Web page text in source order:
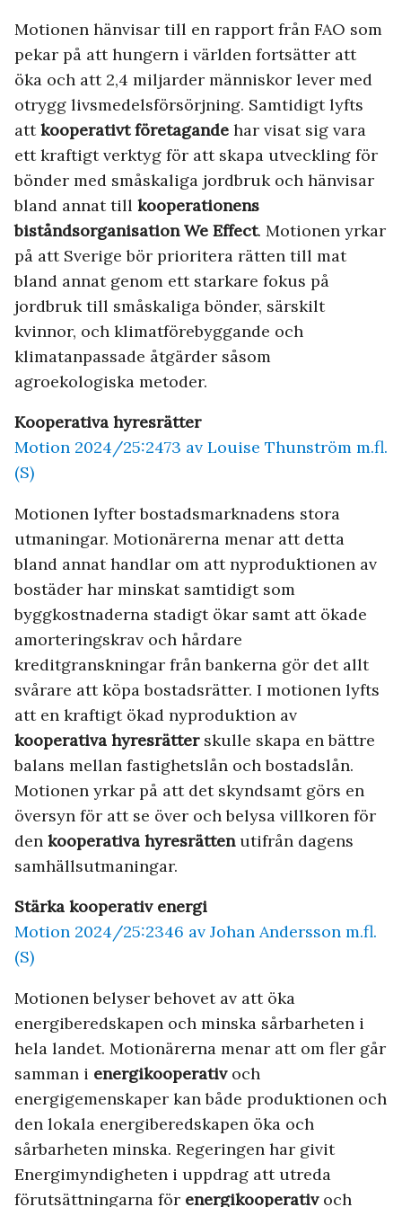
Motionen hänvisar till en rapport från FAO som
pekar på att hungern i världen fortsätter att
öka och att 2,4 miljarder människor lever med
otrygg livsmedelsförsörjning. Samtidigt lyfts
attkooperativt företagande har visat sig vara
ett kraftigt verktyg för att skapa utveckling för
bönder med småskaliga jordbruk och hänvisar
bland annat till kooperationens
biståndsorganisation We Effect. Motionen yrkar
på att Sverige bör prioritera rätten till mat
bland annat genom ett starkare fokus på
jordbruk till småskaliga bönder, särskilt
kvinnor, och klimatförebyggande och
klimatanpassade åtgärder såsom
agroekologiska metoder.
Kooperativa hyresrätter
Motion 2024/25:2473 av Louise Thunström m.fl.
(S)
Motionen lyfter bostadsmarknadens stora
utmaningar. Motionärerna menar att detta
bland annat handlar om att nyproduktionen av
bostäder har minskat samtidigt som
byggkostnaderna stadigt ökar samt att ökade
amorteringskrav och hårdare
kreditgranskningar från bankerna gör det allt
svårare att köpa bostadsrätter. I motionen lyfts
att en kraftigt ökad nyproduktion av
kooperativa hyresrätterskulle skapa en bättre
balans mellan fastighetslån och bostadslån.
Motionen yrkar på att det skyndsamt görs en
översyn för att se över och belysa villkoren för
den kooperativa hyresrättenutifrån dagens
samhällsutmaningar.
Stärka kooperativ energi
Motion 2024/25:2346 av Johan Andersson m.fl.
(S)
Motionen belyser behovet av att öka
energiberedskapen och minska sårbarheten i
hela landet. Motionärerna menar att om fler går
samman i energikooperativoch
energigemenskaper kan både produktionen och
den lokala energiberedskapen öka och
sårbarheten minska. Regeringen har givit
Energimyndigheten i uppdrag att utreda
förutsättningarna för energikooperativoch